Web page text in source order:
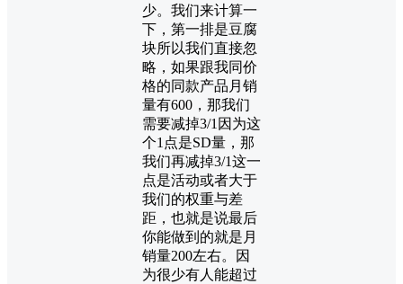
少。我们来计算一
下，第一排是豆腐
块所以我们直接忽
略，如果跟我同价
格的同款产品月销
量有600，那我们
需要减掉3/1因为这
个1点是SD量，那
我们再减掉3/1这一
点是活动或者大于
我们的权重与差
距，也就是说最后
你能做到的就是月
销量200左右。因
为很少有人能超过